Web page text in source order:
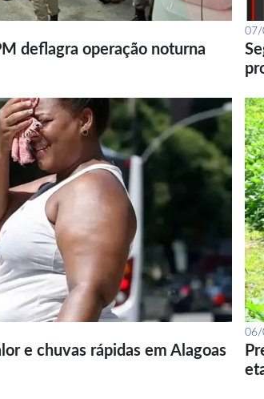
deflagra operação noturna
07/
e chuvas rápidas em Alagoas
06/